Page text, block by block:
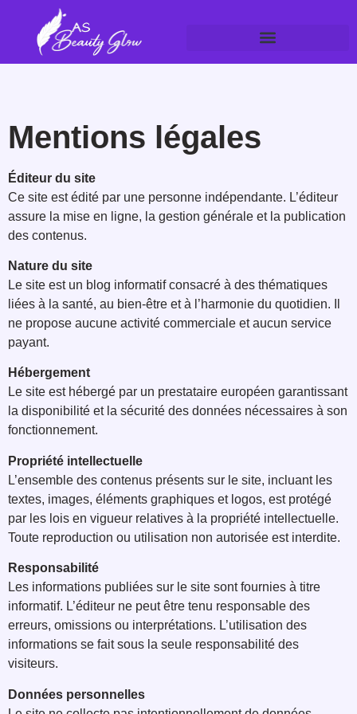
Mentions légales
Éditeur du site
Ce site est édité par une personne indépendante. L’éditeur
assure la mise en ligne, la gestion générale et la publication
des contenus.
Nature du site
Le site est un blog informatif consacré à des thématiques
liées à la santé, au bien-être et à l’harmonie du quotidien. Il
ne propose aucune activité commerciale et aucun service
payant.
Hébergement
Le site est hébergé par un prestataire européen garantissant
la disponibilité et la sécurité des données nécessaires à son
fonctionnement.
Propriété intellectuelle
L’ensemble des contenus présents sur le site, incluant les
textes, images, éléments graphiques et logos, est protégé
par les lois en vigueur relatives à la propriété intellectuelle.
Toute reproduction ou utilisation non autorisée est interdite.
Responsabilité
Les informations publiées sur le site sont fournies à titre
informatif. L’éditeur ne peut être tenu responsable des
erreurs, omissions ou interprétations. L’utilisation des
informations se fait sous la seule responsabilité des
visiteurs.
Données personnelles